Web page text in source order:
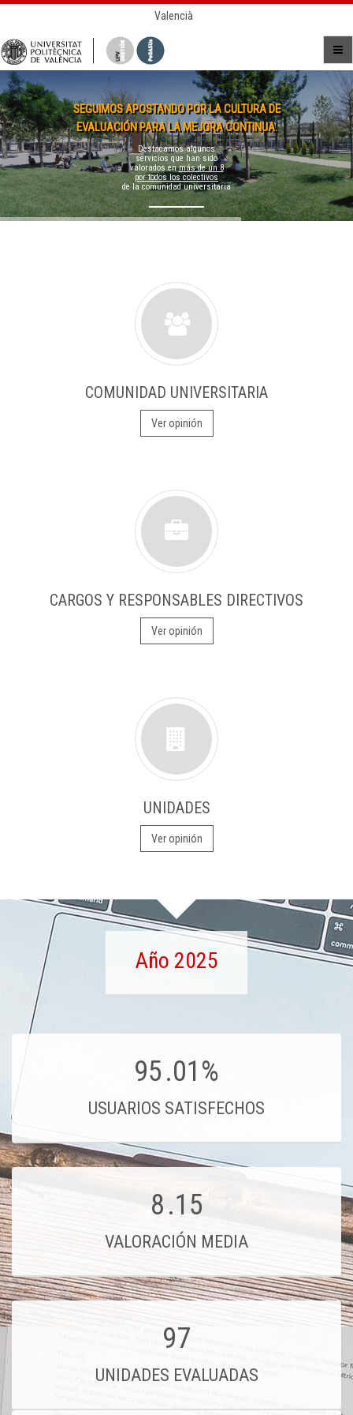
Valencià
SEGUIMOS APOSTANDO POR LA CULTURA DE
EVALUACIÓN PARA LA MEJORA CONTINUA.
Destacamos algunos
servicios que han sido
valorados enmás de un 8
por todos los colectivos
de la comunidad universitaria
COMUNIDAD UNIVERSITARIA
Ver opinión
CARGOS Y RESPONSABLES DIRECTIVOS
Ver opinión
UNIDADES
Ver opinión
Año 2025
95.01%
USUARIOS SATISFECHOS
8.15
VALORACIÓN MEDIA
97
UNIDADES EVALUADAS